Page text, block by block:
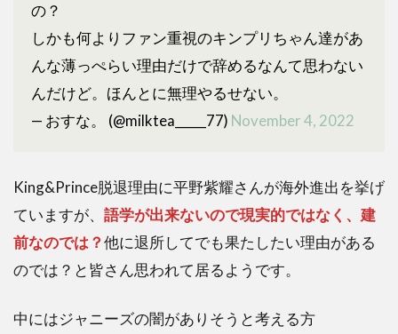
の？
しかも何よりファン重視のキンプリちゃん達があ
んな薄っぺらい理由だけで辞めるなんて思わない
んだけど。ほんとに無理やるせない。
— おすな。 (@milktea_____77) November 4, 2022
King&Prince脱退理由に平野紫耀さんが海外進出を挙げ
ていますが、 語学が出来ないので現実的ではなく、建
前なのでは？他に退所してでも果たしたい理由がある
のでは？と皆さん思われて居るようです。
中にはジャニーズの闇がありそうと考える方